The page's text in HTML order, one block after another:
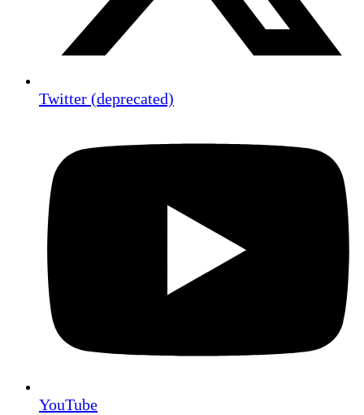
Twitter (deprecated)
YouTube